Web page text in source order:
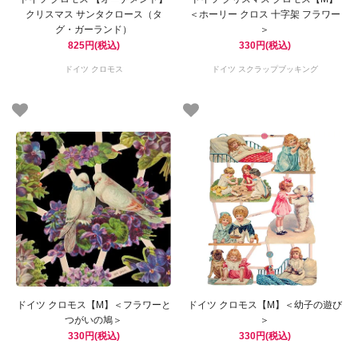
クリスマス サンタクロース（タ
グ・ガーランド）
825円(税込)
ドイツ クロモス
＜ホーリー クロス 十字架 フラワー
＞
330円(税込)
ドイツ スクラップブッキング
ドイツ クロモス【M】＜フラワーと
つがいの鳩＞
330円(税込)
ドイツ クロモス【M】＜幼子の遊び
＞
330円(税込)